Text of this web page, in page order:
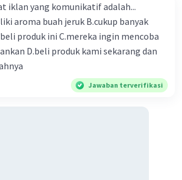
iklan yang komunikatif adalah...
aroma buah jeruk B.cukup banyak
produk ini C.mereka ingin mencoba
D.beli produk kami sekarang dan
Jawaban terverifikasi